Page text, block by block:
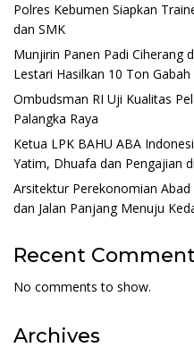
Polres Kebumen Siapkan
dan SMK
Munjirin Panen Padi Ciherang
Lestari Hasilkan 10 Ton Gabah
Ombudsman RI Uji Kualitas
Palangka Raya
Ketua LPK BAHU ABA
Yatim, Dhuafa dan Pengajian
Arsitektur Perekonomian
dan Jalan Panjang Menuju
Recent
No comments to show.
Archives